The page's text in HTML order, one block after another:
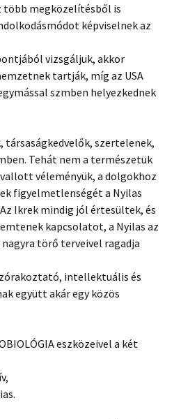
több megközelítésből is
képviselnek az
vizsgáljuk, akkor
tartják, míg az USA
szmben helyezkednek
társaságkedvelők, szertelenek,
Tehát nem a természetük
véleményük, a dolgokhoz
figyelmetlenségét a Nyilas
Ikrek mindig jól értesültek, és
kapcsolatot, a Nyilas az
törő terveivel ragadja
intellektuális és
együtt akár egy közös
eszközeivel a két